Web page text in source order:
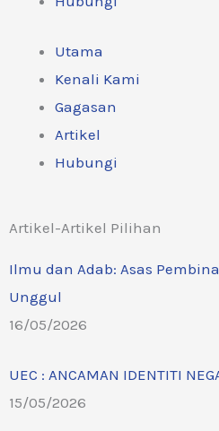
Utama
Kenali Kami
Gagasan
Artikel
Hubungi
Artikel-Artikel Pilihan
Ilmu dan Adab: Asas
Unggul
16/05/2026
UEC : ANCAMAN IDENTITI
15/05/2026